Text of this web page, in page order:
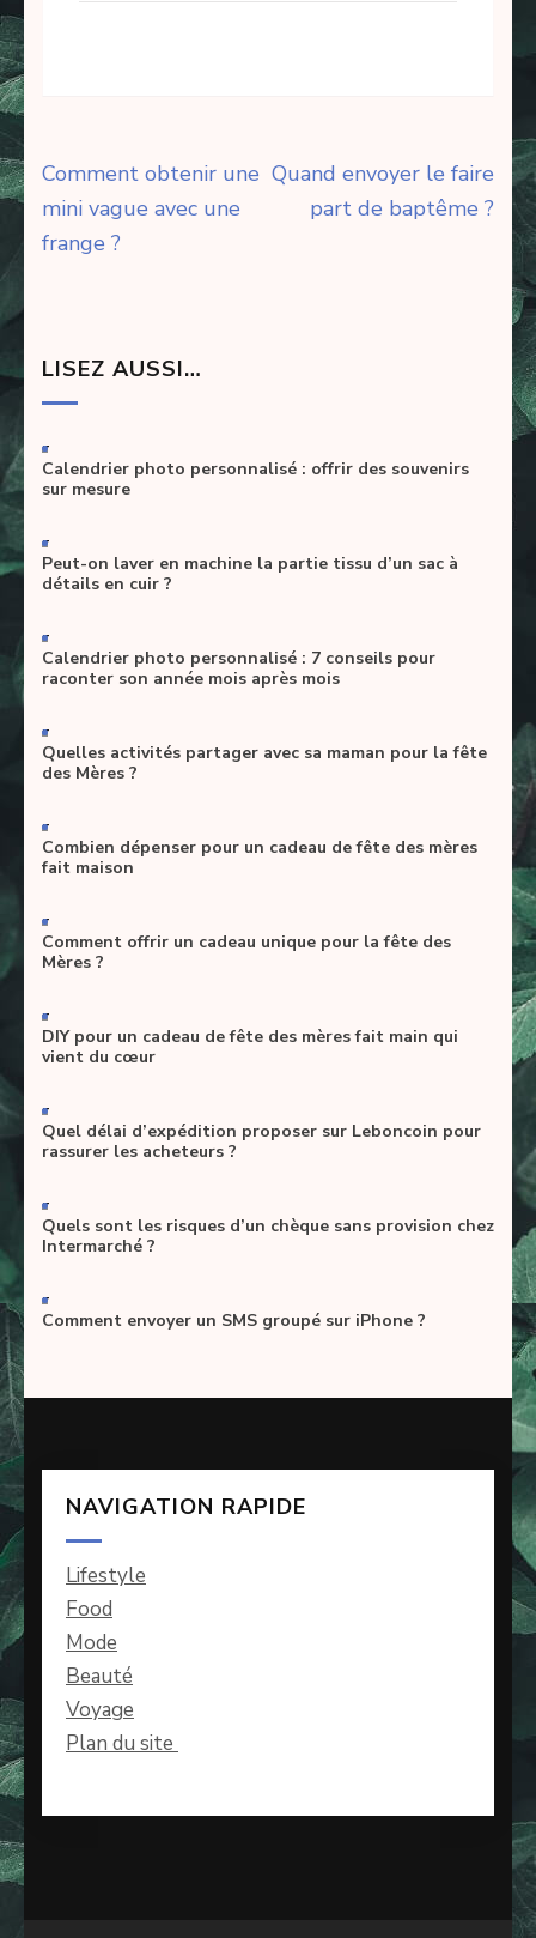
Navigation
de
l’article
Comment obtenir une
mini vague avec une
frange ?
Quand envoyer le faire
part de baptême ?
LISEZ AUSSI…
-
Calendrier photo personnalisé : offrir des souvenirs
sur mesure
-
Peut-on laver en machine la partie tissu d’un sac à
détails en cuir ?
-
Calendrier photo personnalisé : 7 conseils pour
raconter son année mois après mois
-
Quelles activités partager avec sa maman pour la fête
des Mères ?
-
Combien dépenser pour un cadeau de fête des mères
fait maison
-
Comment offrir un cadeau unique pour la fête des
Mères ?
-
DIY pour un cadeau de fête des mères fait main qui
vient du cœur
-
Quel délai d’expédition proposer sur Leboncoin pour
rassurer les acheteurs ?
-
Quels sont les risques d’un chèque sans provision chez
Intermarché ?
-
Comment envoyer un SMS groupé sur iPhone ?
NAVIGATION RAPIDE
Lifestyle
Food
Mode
Beauté
Voyage
Plan du site